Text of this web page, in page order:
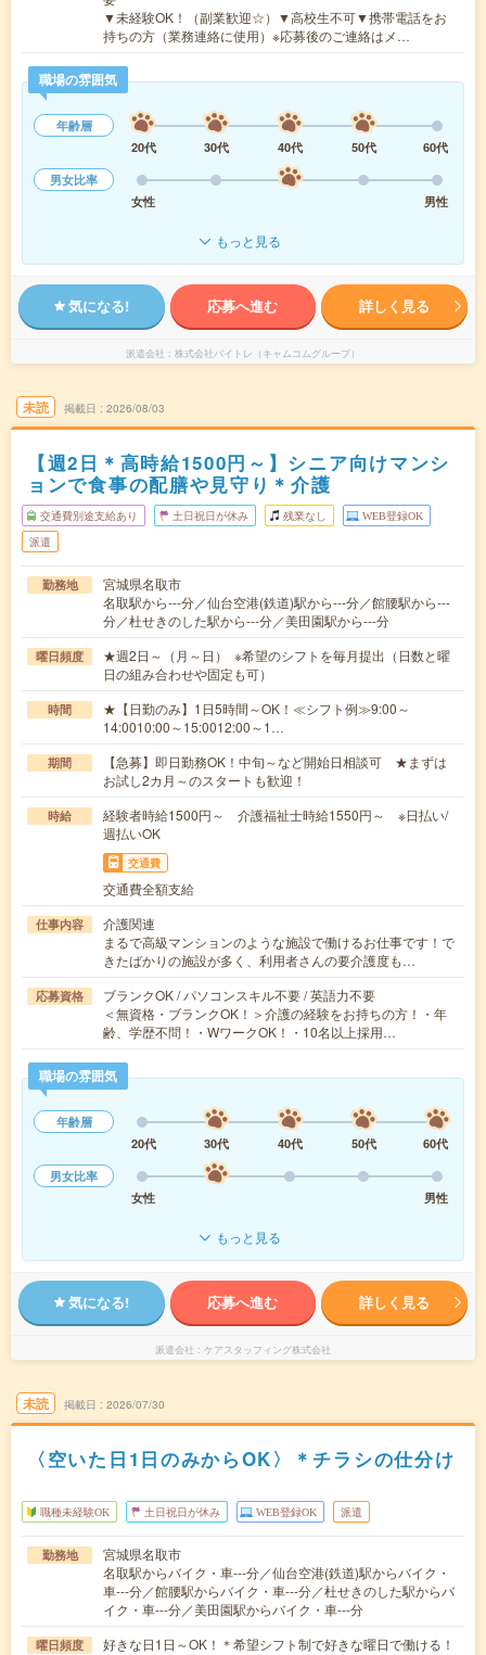
▼未経験OK！（副業歓迎☆）▼高校生不可▼携帯電話をお
持ちの方（業務連絡に使用）※応募後のご連絡はメ…
職場の雰囲気
年齢層
20代
30代 40代 50代
60代
男女比率
女性
男性
もっと見る
気になる! 応募へ進む 詳しく見る
派遣会社 株式会社バイトレ（キャムコムグループ）
未読 掲載日 2026/08/03
【週2日＊高時給1500円～】シニア向けマンシ
ョンで食事の配膳や見守り＊介護
交通費別途支給あり 土日祝日が休み 残業なし WEB登録OK
派遣
勤務地
宮城県名取市
名取駅から---分／仙台空港(鉄道)駅から---分／館腰駅から---
分／杜せきのした駅から---分／美田園駅から---分
曜日頻度
★週2日～（月～日） ※希望のシフトを毎月提出（日数と曜
日の組み合わせや固定も可）
時間
★【日勤のみ】1日5時間～OK！≪シフト例≫9:00～
14:0010:00～15:0012:00～1…
期間
【急募】即日勤務OK！中旬～など開始日相談可 ★まずは
お試し2カ月～のスタートも歓迎！
時給
経験者時給1500円～ 介護福祉士時給1550円～ ※日払い/
週払いOK
交通費
交通費全額支給
仕事内容
介護関連
まるで高級マンションのような施設で働けるお仕事です！で
きたばかりの施設が多く、利用者さんの要介護度も…
応募資格
ブランクOK / パソコンスキル不要 / 英語力不要
＜無資格・ブランクOK！＞介護の経験をお持ちの方！・年
齢、学歴不問！・WワークOK！・10名以上採用…
職場の雰囲気
年齢層
20代
30代 40代 50代
60代
男女比率
女性
男性
もっと見る
気になる! 応募へ進む 詳しく見る
派遣会社 ケアスタッフィング株式会社
未読 掲載日 2026/07/30
〈空いた日1日のみからOK〉＊チラシの仕分け
職種未経験OK 土日祝日が休み WEB登録OK 派遣
勤務地
宮城県名取市
名取駅からバイク・車---分／仙台空港(鉄道)駅からバイク・
車---分／館腰駅からバイク・車---分／杜せきのした駅からバ
イク・車---分／美田園駅からバイク・車---分
曜日頻度 好きな日1日～OK！＊希望シフト制で好きな曜日で働ける！